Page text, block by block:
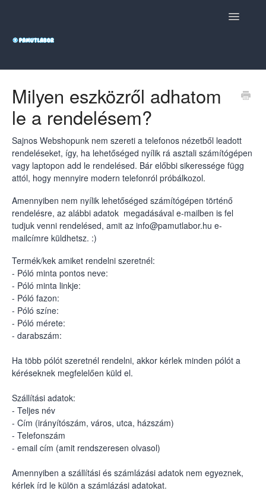
Toggle
Milyen eszközről adhatom
le a rendelésem?
Sajnos Webshopunk nem szereti a telefonos nézetből leadott
rendeléseket, így, ha lehetőséged nyílik rá asztali számítógépen
vagy laptopon add le rendelésed. Bár előbbi sikeressége függ
attól, hogy mennyire modern telefonról próbálkozol.
Amennyiben nem nyílik lehetőséged számítógépen történő
rendelésre, az alábbi adatok megadásával e-mailben is fel
tudjuk venni rendelésed, amit az info@pamutlabor.hu e-
mailcímre küldhetsz. :)
Termék/kek amiket rendelni szeretnél:
- Póló minta pontos neve:
- Póló minta linkje:
- Póló fazon:
- Póló színe:
- Póló mérete:
- darabszám:
Ha több pólót szeretnél rendelni, akkor kérlek minden pólót a
kéréseknek megfelelően küld el.
Szállítási adatok:
- Teljes név
- Cím (irányítószám, város, utca, házszám)
- Telefonszám
- email cím (amit rendszeresen olvasol)
Amennyiben a szállítási és számlázási adatok nem egyeznek,
kérlek írd le külön a számlázási adatokat.